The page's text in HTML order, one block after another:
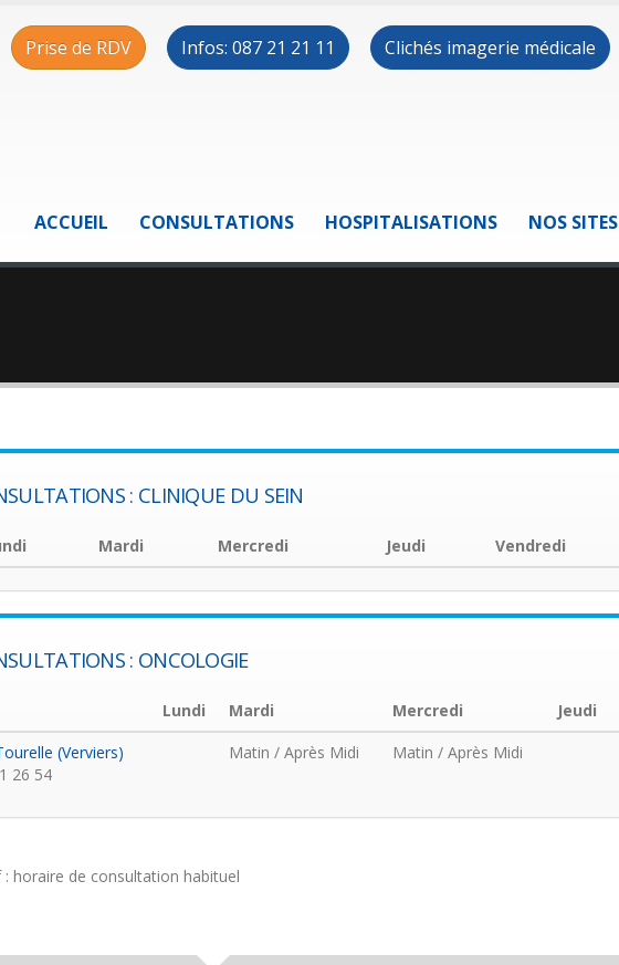
Prise de RDV Infos: 087 21 21 11 Clichés imagerie médicale
ACCUEIL CONSULTATIONS HOSPITALISATIONS NOS SITES
: CLINIQUE DU SEIN
Mardi Mercredi Jeudi Vendredi
: ONCOLOGIE
Lundi Mardi Mercredi Jeudi
(Verviers)
26 54
Matin / Après Midi Matin / Après Midi
horaire de consultation habituel